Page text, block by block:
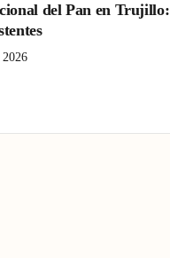
del Pan en Trujillo:
2026